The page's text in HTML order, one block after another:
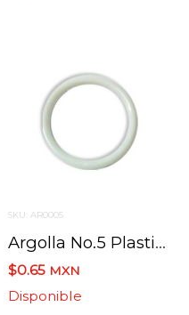
SKU: AR0005
Argolla No.5 Plastico Blanco 5.8 Cm
$0.65 MXN
Disponible